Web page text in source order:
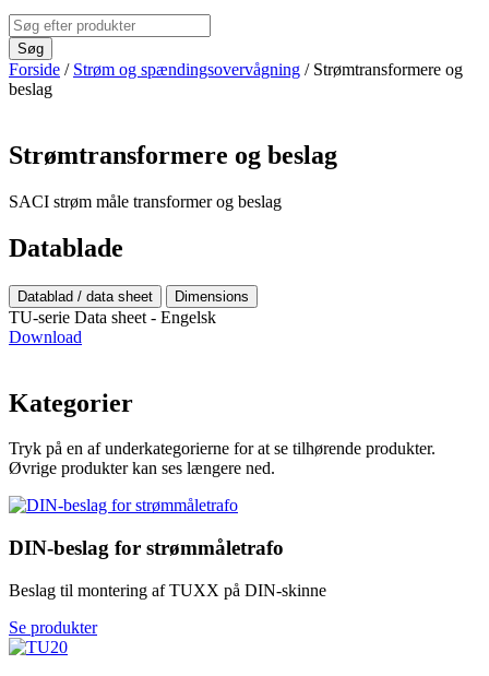
Products
search
Søg
Forside / Strøm og spændingsovervågning / Strømtransformere og
beslag
Strømtransformere og beslag
SACI strøm måle transformer og beslag
Datablade
Datablad / data sheet Dimensions
TU-serie Data sheet - Engelsk
Download
Kategorier
Tryk på en af underkategorierne for at se tilhørende produkter.
Øvrige produkter kan ses længere ned.
DIN-beslag for strømmåletrafo
Beslag til montering af TUXX på DIN-skinne
Se produkter